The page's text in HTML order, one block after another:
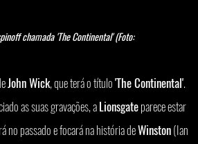
chamada 'The Continental' (Foto:
John Wick, que terá o título 'The Continental'.
as suas gravações, a Lionsgate parece estar
no passado e focará na história de Winston (Ian